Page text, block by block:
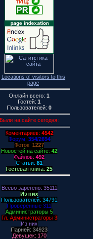
Онлайн всего: 1
Гостей: 1
Пользователей: 0
Были на сайте сегодня:
Коментариев: 4542
Форум: 354/2694
Фоток: 1227
Новостей на сайте: 42
Файлов: 492
Статьи: 81
Гостевая книга: 25
Всево зарегено: 35111
Из них
Пользователей: 34791
Проверенные 311
Администраторы 5
Гл. Администраторы 3
Из них
Парней: 34923
Девушек: 170